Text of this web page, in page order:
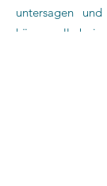
untersagen
können alle bei